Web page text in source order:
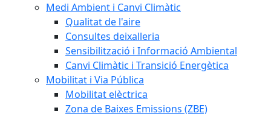
Medi Ambient i Canvi Climàtic
Qualitat de l'aire
Consultes deixalleria
Sensibilització i Informació Ambiental
Canvi Climàtic i Transició Energètica
Mobilitat i Via Pública
Mobilitat elèctrica
Zona de Baixes Emissions (ZBE)